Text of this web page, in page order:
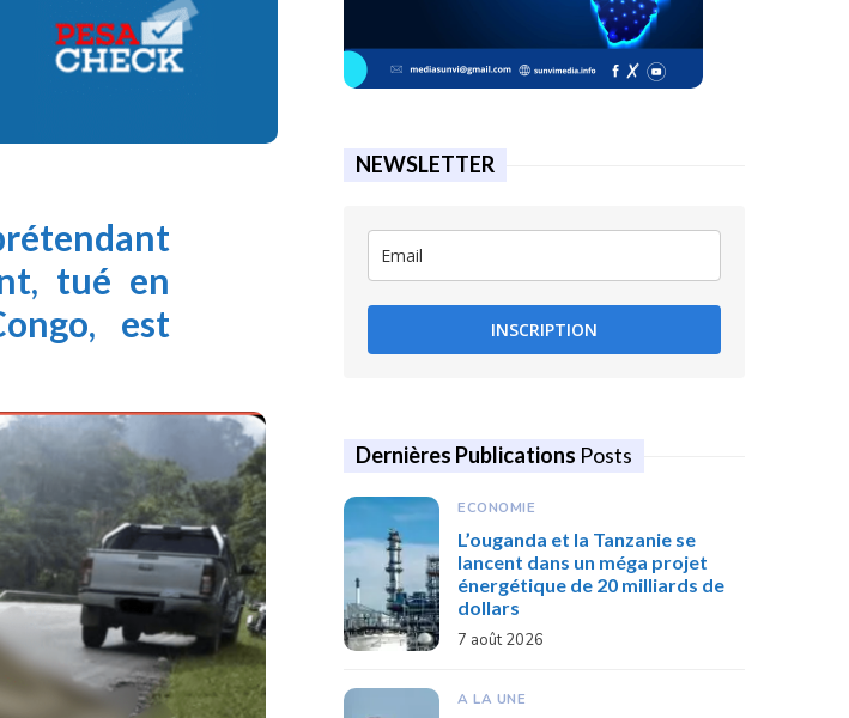
tué en
est
NEWSLETTER
INSCRIPTION
Dernières Publications Posts
ECONOMIE
L’ouganda et la Tanzanie se
lancent dans un méga projet
énergétique de 20 milliards de
dollars
7 août 2026
A LA UNE